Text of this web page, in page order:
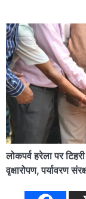
लोकपर्व हरेला पर
वृक्षारोपण, पर्यावरण